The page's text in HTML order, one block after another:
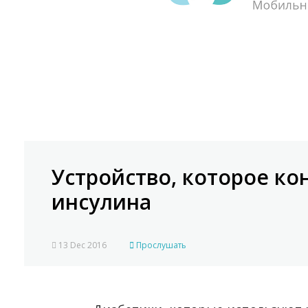
Устройство, которое
инсулина
13 Dec 2016 Прослушать